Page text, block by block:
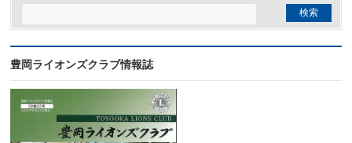
豊岡ライオンズクラブ情報誌